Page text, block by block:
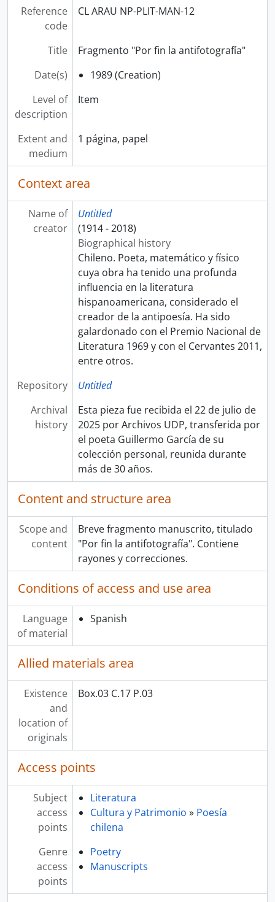
Reference
code
CL ARAU NP-PLIT-MAN-12
Title
Fragmento "Por fin la antifotografía"
Date(s)
1989 (Creation)
Level of
description
Item
Extent and
medium
1 página, papel
Context area
Name of
creator
Untitled
(1914 - 2018)
Biographical history
Chileno. Poeta, matemático y físico
cuya obra ha tenido una profunda
influencia en la literatura
hispanoamericana, considerado el
creador de la antipoesía. Ha sido
galardonado con el Premio Nacional de
Literatura 1969 y con el Cervantes 2011,
entre otros.
Repository
Untitled
Archival
history
Esta pieza fue recibida el 22 de julio de
2025 por Archivos UDP, transferida por
el poeta Guillermo García de su
colección personal, reunida durante
más de 30 años.
Content and structure area
Scope and
content
Breve fragmento manuscrito, titulado
"Por fin la antifotografía". Contiene
rayones y correcciones.
Conditions of access and use area
Language
of material
Spanish
Allied materials area
Existence
and
location of
originals
Box.03 C.17 P.03
Access points
Subject
access
points
Literatura
Cultura y Patrimonio » Poesía
chilena
Genre
access
points
Poetry
Manuscripts